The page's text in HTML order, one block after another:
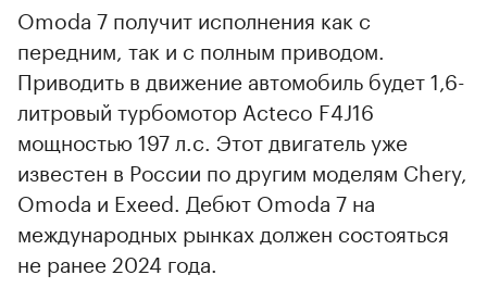
Omoda 7 получит исполнения как с
передним, так и с полным приводом.
Приводить в движение автомобиль будет 1,6-
литровый турбомотор Acteco F4J16
мощностью 197 л.с. Этот двигатель уже
известен в России по другим моделям Chery,
Omoda и Exeed. Дебют Omoda 7 на
международных рынках должен состояться
не ранее 2024 года.